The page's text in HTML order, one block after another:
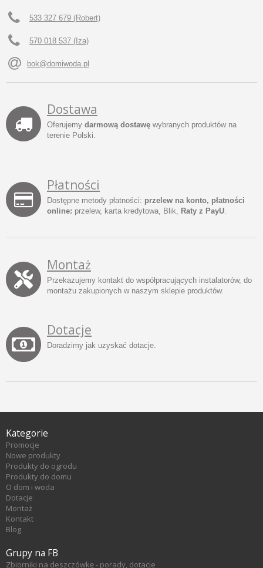
533 327 679 (Robert)
570 018 537 (Iza)
bok@domiwoda.pl
Dostawa
Oferujemy darmową dostawę wybranych produktów na
terenie Polski.
Płatności
Dostępne metody płatności: przelew na konto, płatności
online: przelew, karta kredytowa, Blik, Raty z PayU.
Montaż
Przekazujemy kontakt do współpracujących instalatorów, do
montażu zakupionych w naszym sklepie produktów.
Dotacje
Doradzimy jak uzyskać dotacje.
Kategorie
Promocje
Nowe produkty
Produkty do ogrodu
Produkty do domu
O dom i woda
Dotacje
Montaż
Kontakt
Blog
Grupy na FB
Zbiorniki na deszczówkę - porady, dotacje